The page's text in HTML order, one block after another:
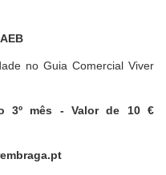
no Guia Comercial Viver
3º mês - Valor de 10 €